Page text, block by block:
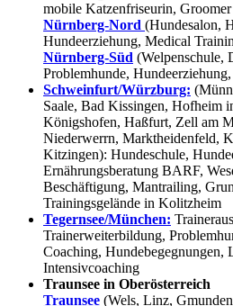
mobile Katzenfriseurin, Groomer
Nürnberg-Nord (Hundesalon,
Hundeerziehung, Medical
Nürnberg-Süd (Welpenschule,
Problemhunde,
Schweinfurt/Würzburg:
Saale, Bad Kissingen, Hofheim
Königshofen, Haßfurt, Zell am
Niederwerrn, Marktheidenfeld,
Kitzingen): Hundeschule,
Ernährungsberatung BARF,
Beschäftigung, Mantrailing,
Trainingsgelände in Kolitzheim
Tegernsee/München:
Trainerweiterbildung,
Coaching, Hundebegegnungen,
Intensivcoaching
Traunsee in Oberösterreich
Traunsee (Wels, Linz,